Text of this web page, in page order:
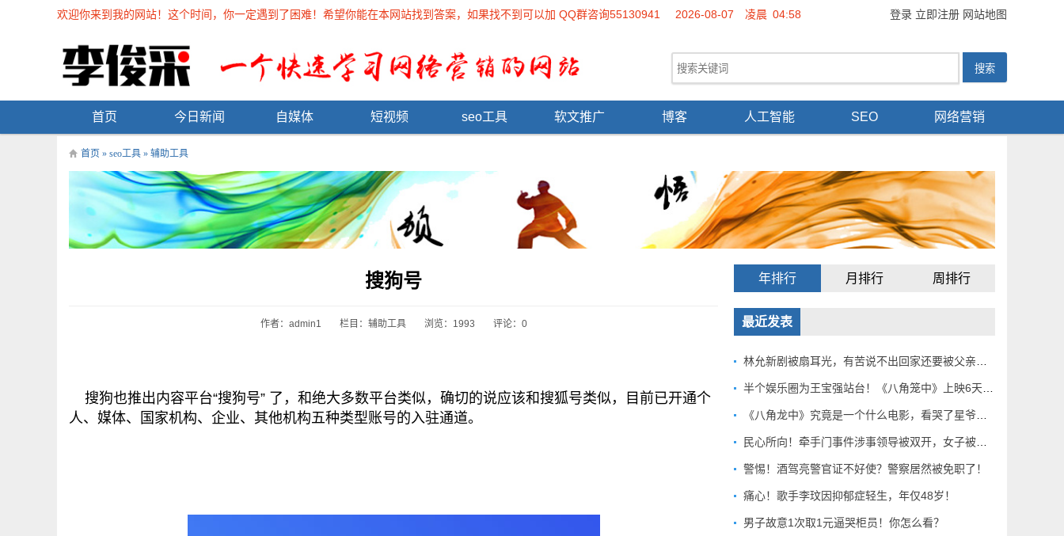
登录 立即注册 网站地图
欢迎你来到我的网站！这个时间，你一定遇到了困难！希望你能在本网站找到答案，如果找不到可以加 QQ群咨询55130941 2026-08-07 凌晨 04:58
首页 今日新闻 自媒体 短视频 seo工具 软文推广 博客 人工智能 SEO 网络营销
首页 » seo工具 » 辅助工具
搜狗号
作者：admin1 栏目： 辅助工具 浏览：1993 评论：0
搜狗也推出内容平台“搜狗号” 了，和绝大多数平台类似，确切的说应该和搜狐号类似，目前已开通个
人、媒体、国家机构、企业、其他机构五种类型账号的入驻通道。
年排行 月排行 周排行
最近发表
警惕！酒驾亮警官证不好使？警察居然被免职了！
痛心！歌手李玟因抑郁症轻生，年仅48岁！
男子故意1次取1元逼哭柜员！你怎么看？